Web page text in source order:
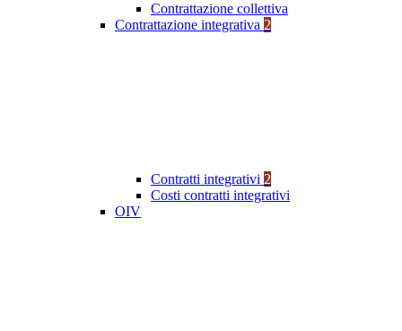
Contrattazione collettiva
Contrattazione integrativa 2
Contratti integrativi 2
Costi contratti integrativi
OIV